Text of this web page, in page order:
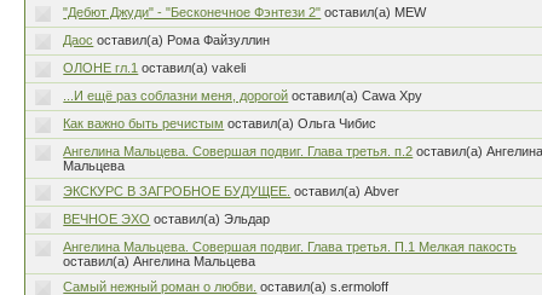
"Дебют Джуди" - "Бесконечное Фэнтези 2" оставил(а) MEW
Даос оставил(а) Рома Файзуллин
ОЛОНЕ гл.1 оставил(а) vakeli
...И ещё раз соблазни меня, дорогой оставил(а) Cawa Xpy
Как важно быть речистым оставил(а) Ольга Чибис
Ангелина Мальцева. Совершая подвиг. Глава третья. п.2 оставил(а)
Мальцева
ЭКСКУРС В ЗАГРОБНОЕ БУДУЩЕЕ. оставил(а) Abver
ВЕЧНОЕ ЭХО оставил(а) Эльдар
Ангелина Мальцева. Совершая подвиг. Глава третья. П.1 Мелкая пакость
оставил(а) Ангелина Мальцева
Самый нежный роман о любви. оставил(а) s.ermoloff